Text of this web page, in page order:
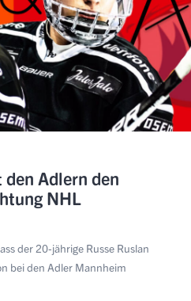
Adlern den
NHL
der 20-jährige Russe Ruslan
bei den Adler Mannheim